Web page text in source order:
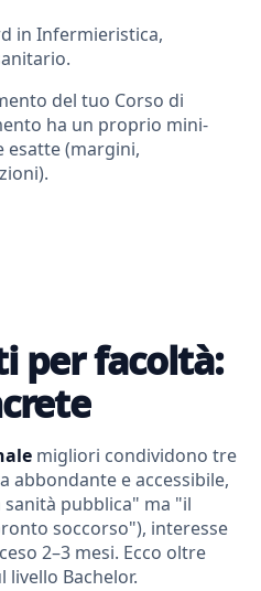
in Infermieristica,
del tuo Corso di
ha un proprio mini-
esatte (margini,
per facoltà:
migliori condividono tre
abbondante e accessibile,
pubblica" ma "il
soccorso"), interesse
2–3 mesi. Ecco oltre
Bachelor.